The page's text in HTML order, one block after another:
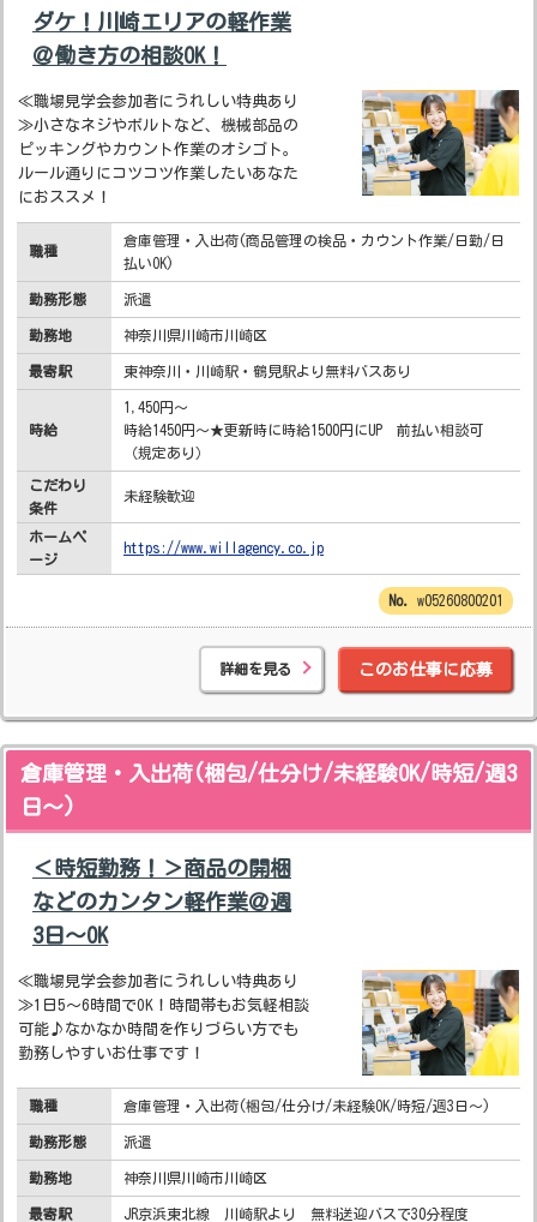
ダケ！川崎エリアの軽作業
＠働き方の相談OK！
≪職場見学会参加者にうれしい特典あり
≫小さなネジやボルトなど、機械部品の
ピッキングやカウント作業のオシゴト。
ルール通りにコツコツ作業したいあなた
におススメ！
職種
倉庫管理・入出荷(商品管理の検品・カウント作業/日勤/日
払いOK)
勤務形態 派遣
勤務地 神奈川県川崎市川崎区
最寄駅 東神奈川・川崎駅・鶴見駅より無料バスあり
時給
1,450円～
時給1450円～★更新時に時給1500円にUP 前払い相談可
（規定あり）
こだわり
条件
未経験歓迎
ホームペ
ージ
https://www.willagency.co.jp
w05260800201
詳細を見る このお仕事に応募
倉庫管理・入出荷(梱包/仕分け/未経験OK/時短/週3
日～)
＜時短勤務！＞商品の開梱
などのカンタン軽作業＠週
3日～OK
≪職場見学会参加者にうれしい特典あり
≫1日5～6時間でOK！時間帯もお気軽相談
可能♪なかなか時間を作りづらい方でも
勤務しやすいお仕事です！
職種 倉庫管理・入出荷(梱包/仕分け/未経験OK/時短/週3日～)
勤務形態 派遣
勤務地 神奈川県川崎市川崎区
最寄駅 JR京浜東北線 川崎駅より 無料送迎バスで30分程度